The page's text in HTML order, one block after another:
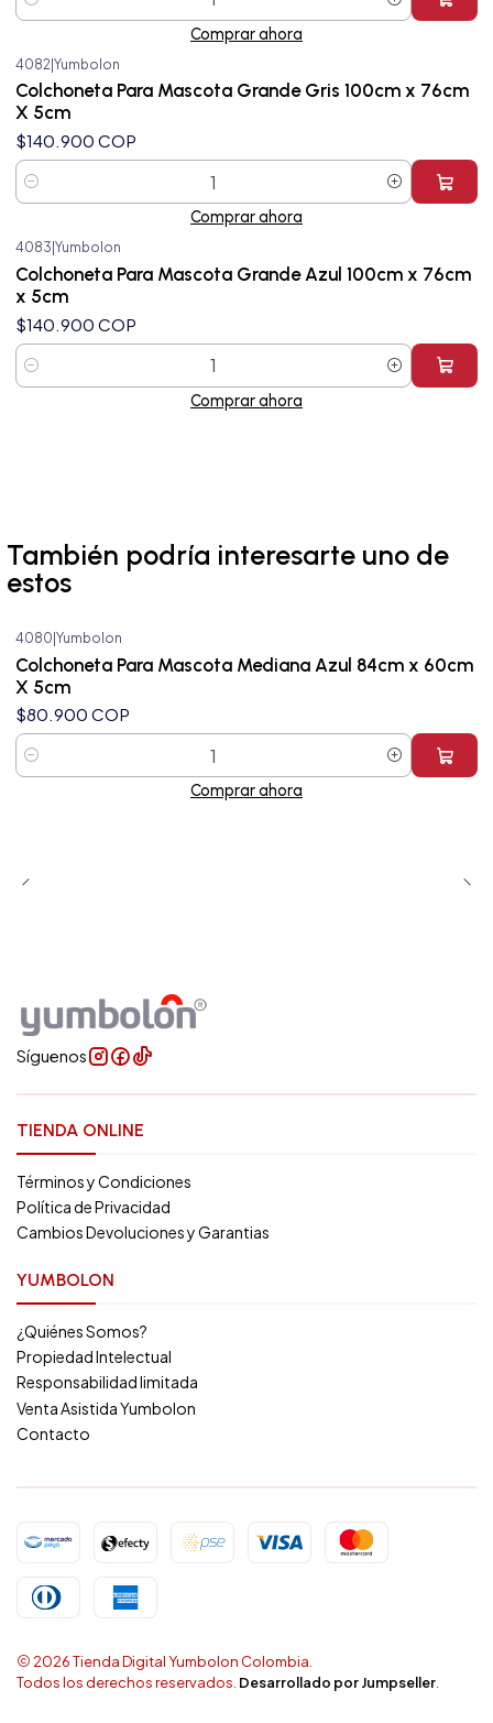
Cantidad
Comprar ahora
4082|Yumbolon
Colchoneta Para Mascota Grande Gris 100cm x 76cm
X 5cm
$140.900 COP
Cantidad
Comprar ahora
4083 Yumbolon
Colchoneta Para Mascota Grande Azul 100cm x 76cm
x 5cm
$140.900 COP
Cantidad
Comprar ahora
También podría interesarte uno de
estos
4080 Yumbolon
Colchoneta Para Mascota Mediana Azul 84cm x 60cm
X 5cm
$80.900 COP
Cantidad
Comprar ahora
Síguenos
TIENDA ONLINE
Términos y Condiciones
Política de Privacidad
Cambios Devoluciones y Garantias
YUMBOLON
¿Quiénes Somos?
Propiedad Intelectual
Responsabilidad limitada
Venta Asistida Yumbolon
Contacto
2026 Tienda Digital Yumbolon Colombia.
Todos los derechos reservados. Desarrollado por Jumpseller.